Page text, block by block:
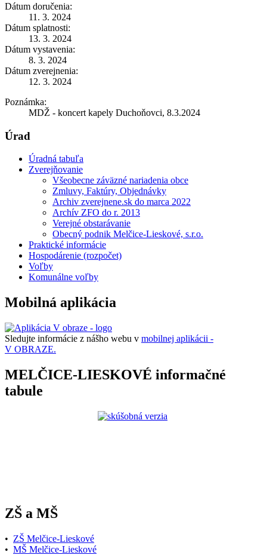
Dátum doručenia:
11. 3. 2024
Dátum splatnosti:
13. 3. 2024
Dátum vystavenia:
8. 3. 2024
Dátum zverejnenia:
12. 3. 2024
Poznámka:
MDŽ - koncert kapely Duchoňovci, 8.3.2024
Úrad
Úradná tabuľa
Zverejňovanie
Všeobecne záväzné nariadenia obce
Zmluvy, Faktúry, Objednávky
Archiv zverejnene.sk do marca 2022
Archív ZFO do r. 2013
Verejné obstarávanie
Obecný podnik Melčice-Lieskové, s.r.o.
Praktické informácie
Hospodárenie (rozpočet)
Voľby
Komunálne voľby
Mobilná aplikácia
Sledujte informácie z nášho webu v mobilnej aplikácii -
V OBRAZE.
MELČICE-LIESKOVÉ informačné
tabule
ZŠ a MŠ
• ZŠ Melčice-Lieskové
• MŠ Melčice-Lieskové